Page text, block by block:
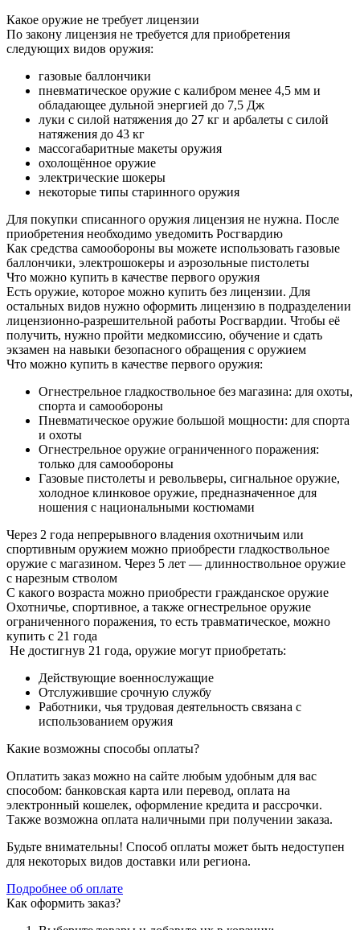
Какое оружие не требует лицензии
По закону лицензия не требуется для приобретения
следующих видов оружия:
газовые баллончики
пневматическое оружие с калибром менее 4,5 мм и
обладающее дульной энергией до 7,5 Дж
луки с силой натяжения до 27 кг и арбалеты с силой
натяжения до 43 кг
массогабаритные макеты оружия
охолощённое оружие
электрические шокеры
некоторые типы старинного оружия
Для покупки списанного оружия лицензия не нужна. После
приобретения необходимо уведомить Росгвардию
Как средства самообороны вы можете использовать газовые
баллончики, электрошокеры и аэрозольные пистолеты
Что можно купить в качестве первого оружия
Есть оружие, которое можно купить без лицензии. Для
остальных видов нужно оформить лицензию в подразделении
лицензионно-разрешительной работы Росгвардии. Чтобы её
получить, нужно пройти медкомиссию, обучение и сдать
экзамен на навыки безопасного обращения с оружием
Что можно купить в качестве первого оружия:
Огнестрельное гладкоствольное без магазина: для охоты,
спорта и самообороны
Пневматическое оружие большой мощности: для спорта
и охоты
Огнестрельное оружие ограниченного поражения:
только для самообороны
Газовые пистолеты и револьверы, сигнальное оружие,
холодное клинковое оружие, предназначенное для
ношения с национальными костюмами
Через 2 года непрерывного владения охотничьим или
спортивным оружием можно приобрести гладкоствольное
оружие с магазином. Через 5 лет — длинноствольное оружие
с нарезным стволом
С какого возраста можно приобрести гражданское оружие
Охотничье, спортивное, а также огнестрельное оружие
ограниченного поражения, то есть травматическое, можно
купить с 21 года
Не достигнув 21 года, оружие могут приобретать:
Действующие военнослужащие
Отслужившие срочную службу
Работники, чья трудовая деятельность связана с
использованием оружия
Какие возможны способы оплаты?
Оплатить заказ можно на сайте любым удобным для вас
способом: банковская карта или перевод, оплата на
электронный кошелек, оформление кредита и рассрочки.
Также возможна оплата наличными при получении заказа.
Будьте внимательны! Способ оплаты может быть недоступен
для некоторых видов доставки или региона.
Подробнее об оплате
Как оформить заказ?